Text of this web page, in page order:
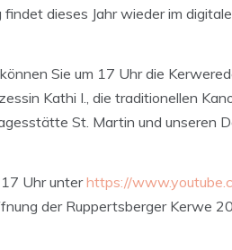
dieses Jahr wieder im
Sie um 17 Uhr die
Kathi I., die traditionellen
St. Martin und unseren
Uhr unterhttps://
der Ruppertsberger Kerwe